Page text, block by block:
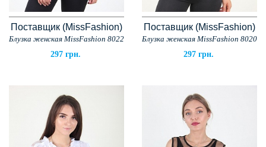
Поставщик (MissFashion)
Блузка женская MissFashion 8022
297 грн.
Поставщик (MissFashion)
Блузка женская MissFashion 8020
297 грн.